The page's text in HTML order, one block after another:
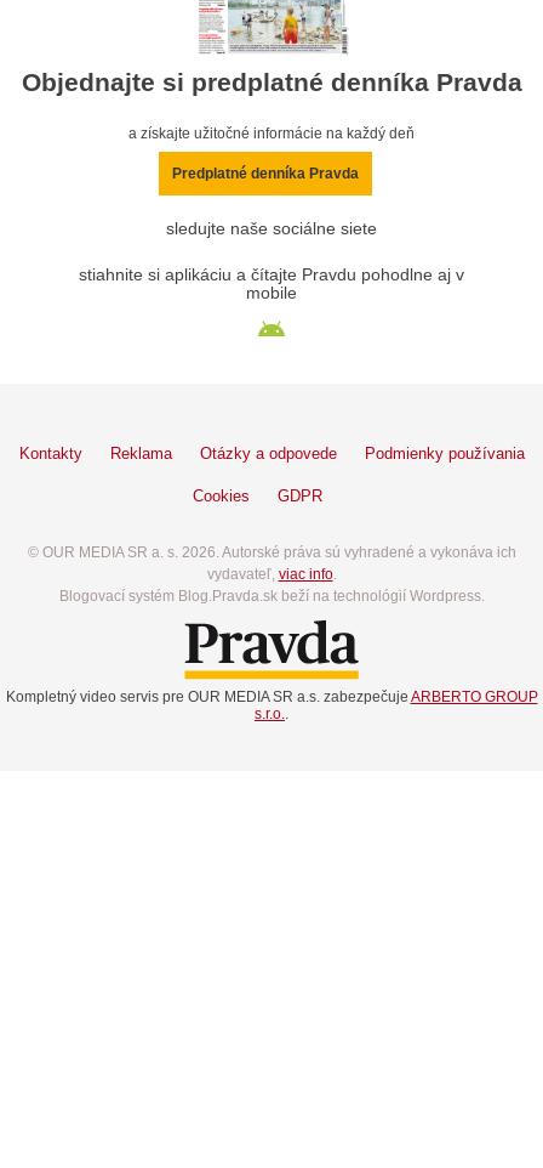
Objednajte si predplatné denníka Pravda
a získajte užitočné informácie na každý deň
Predplatné denníka Pravda
sledujte naše sociálne siete
stiahnite si aplikáciu a čítajte Pravdu pohodlne aj v
mobile
Kontakty Reklama Otázky a odpovede Podmienky používania
Cookies GDPR
© OUR MEDIA SR a. s. 2026. Autorské práva sú vyhradené a vykonáva ich
vydavateľ, viac info.
Blogovací systém Blog.Pravda.sk beží na technológií Wordpress.
Kompletný video servis pre OUR MEDIA SR a.s. zabezpečuje ARBERTO GROUP
s.r.o.